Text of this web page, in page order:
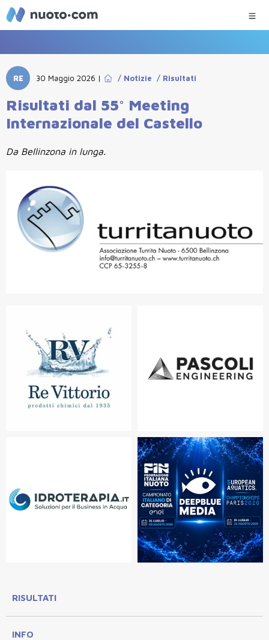
RE 30 Maggio 2026 | / Notizie / Risultati
Risultati dal 55° Meeting
Internazionale del Castello
Da Bellinzona in lunga.
RISULTATI
INFO